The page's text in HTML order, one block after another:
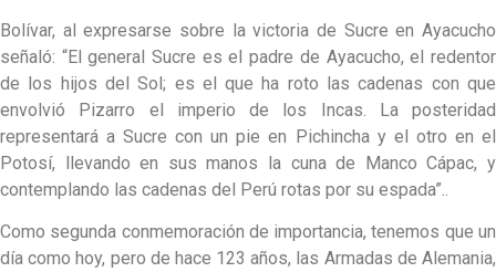
Bolívar, al expresarse sobre la victoria de Sucre en Ayacucho
señaló: “El general Sucre es el padre de Ayacucho, el redentor
de los hijos del Sol; es el que ha roto las cadenas con que
envolvió Pizarro el imperio de los Incas. La posteridad
representará a Sucre con un pie en Pichincha y el otro en el
Potosí, llevando en sus manos la cuna de Manco Cápac, y
contemplando las cadenas del Perú rotas por su espada”..
Como segunda conmemoración de importancia, tenemos que un
día como hoy, pero de hace 123 años, las Armadas de Alemania,